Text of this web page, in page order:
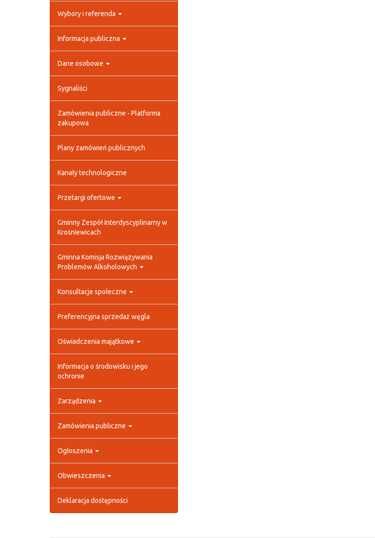
Wybory i referenda
Informacja publiczna
Dane osobowe
Sygnaliści
Zamówienia publiczne - Platforma
zakupowa
Plany zamówień publicznych
Kanały technologiczne
Przetargi ofertowe
Gminny Zespół Interdyscyplinarny w
Krośniewicach
Gminna Komisja Rozwiązywania
Problemów Alkoholowych
Konsultacje społeczne
Preferencyjna sprzedaż węgla
Oświadczenia majątkowe
Informacja o środowisku i jego
ochronie
Zarządzenia
Zamówienia publiczne
Ogłoszenia
Obwieszczenia
Deklaracja dostępności